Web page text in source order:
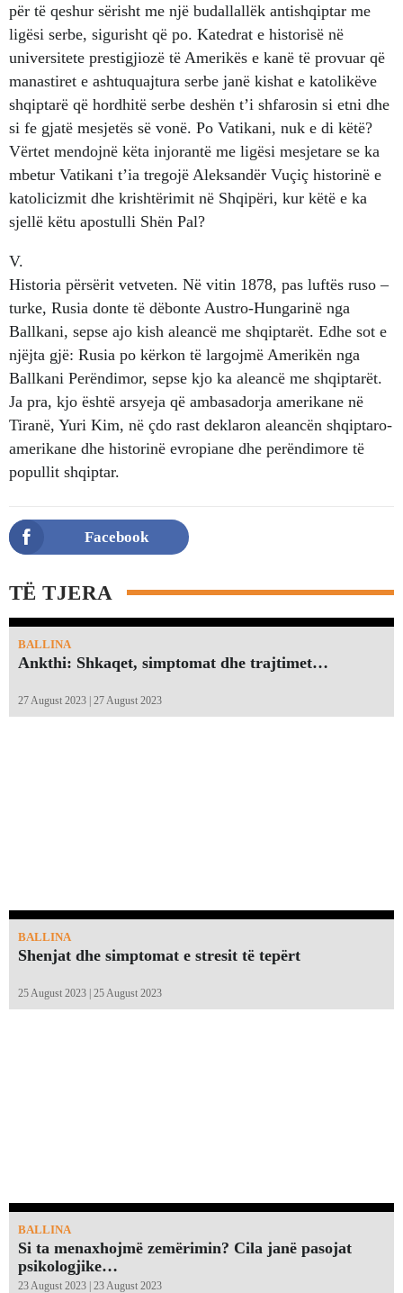
për të qeshur sërisht me një budallallëk antishqiptar me
ligësi serbe, sigurisht që po. Katedrat e historisë në
universitete prestigjiozë të Amerikës e kanë të provuar që
manastiret e ashtuquajtura serbe janë kishat e katolikëve
shqiptarë që hordhitë serbe deshën t’i shfarosin si etni dhe
si fe gjatë mesjetës së vonë. Po Vatikani, nuk e di këtë?
Vërtet mendojnë këta injorantë me ligësi mesjetare se ka
mbetur Vatikani t’ia tregojë Aleksandër Vuçiç historinë e
katolicizmit dhe krishtërimit në Shqipëri, kur këtë e ka
sjellë këtu apostulli Shën Pal?
V.
Historia përsërit vetveten. Në vitin 1878, pas luftës ruso –
turke, Rusia donte të dëbonte Austro-Hungarinë nga
Ballkani, sepse ajo kish aleancë me shqiptarët. Edhe sot e
njëjta gjë: Rusia po kërkon të largojmë Amerikën nga
Ballkani Perëndimor, sepse kjo ka aleancë me shqiptarët.
Ja pra, kjo është arsyeja që ambasadorja amerikane në
Tiranë, Yuri Kim, në çdo rast deklaron aleancën shqiptaro-
amerikane dhe historinë evropiane dhe perëndimore të
popullit shqiptar.
Facebook
TË TJERA
BALLINA
Ankthi: Shkaqet, simptomat dhe trajtimet…
27 August 2023 | 27 August 2023
BALLINA
Shenjat dhe simptomat e stresit të tepërt
25 August 2023 | 25 August 2023
BALLINA
Si ta menaxhojmë zemërimin? Cila janë pasojat
psikologjike…
23 August 2023 | 23 August 2023